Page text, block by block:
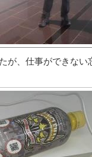
が、仕事ができない